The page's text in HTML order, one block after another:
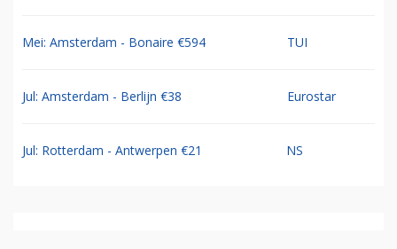
Mei: Amsterdam - Bonaire €594 TUI
Jul: Amsterdam - Berlijn €38 Eurostar
Jul: Rotterdam - Antwerpen €21 NS